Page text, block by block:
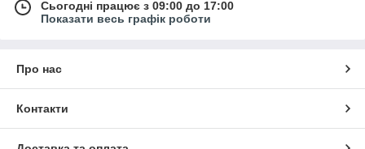
Сьогодні працює з 09:00 до 17:00
Показати весь графік роботи
Про нас
Контакти